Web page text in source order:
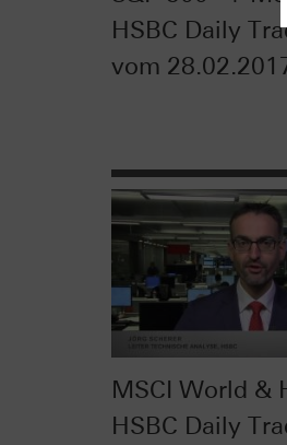
HSBC Daily
vom
MSCI World &
HSBC Daily